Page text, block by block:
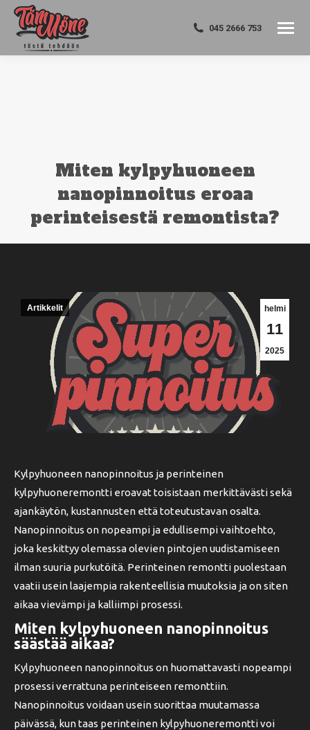
045 2666 753
Miten kylpyhuoneen
nanopinnoitus eroaa
perinteisestä remontista?
helmi
11
2025
Artikkelit
Kylpyhuoneen nanopinnoitus ja perinteinen
kylpyhuoneremontti eroavat toisistaan merkittävästi sekä
ajankäytön, kustannusten että toteutustavan osalta.
Nanopinnoitus on nopeampi ja edullisempi vaihtoehto,
joka keskittyy olemassa olevien pintojen uudistamiseen
ilman suuria purkutöitä. Perinteinen remontti puolestaan
vaatii usein laajempia rakenteellisia muutoksia ja on siten
aikaa vievämpi ja kalliimpi prosessi.
Miten kylpyhuoneen nanopinnoitus
säästää aikaa?
Kylpyhuoneen nanopinnoitus on huomattavasti nopeampi
prosessi verrattuna perinteiseen remonttiin.
Nanopinnoitus voidaan usein suorittaa muutamassa
päivässä, kun taas perinteinen kylpyhuoneremontti voi